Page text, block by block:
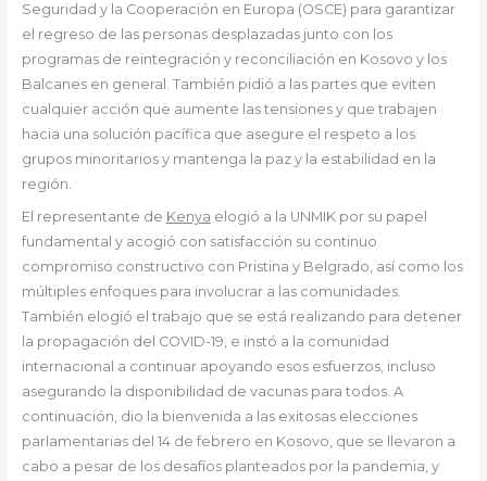
Seguridad y la Cooperación en Europa (OSCE) para garantizar
el regreso de las personas desplazadas junto con los
programas de reintegración y reconciliación en Kosovo y los
Balcanes en general. También pidió a las partes que eviten
cualquier acción que aumente las tensiones y que trabajen
hacia una solución pacífica que asegure el respeto a los
grupos minoritarios y mantenga la paz y la estabilidad en la
región.
El representante de Kenya elogió a la UNMIK por su papel
fundamental y acogió con satisfacción su continuo
compromiso constructivo con Pristina y Belgrado, así como los
múltiples enfoques para involucrar a las comunidades.
También elogió el trabajo que se está realizando para detener
la propagación del COVID-19, e instó a la comunidad
internacional a continuar apoyando esos esfuerzos, incluso
asegurando la disponibilidad de vacunas para todos. A
continuación, dio la bienvenida a las exitosas elecciones
parlamentarias del 14 de febrero en Kosovo, que se llevaron a
cabo a pesar de los desafíos planteados por la pandemia, y